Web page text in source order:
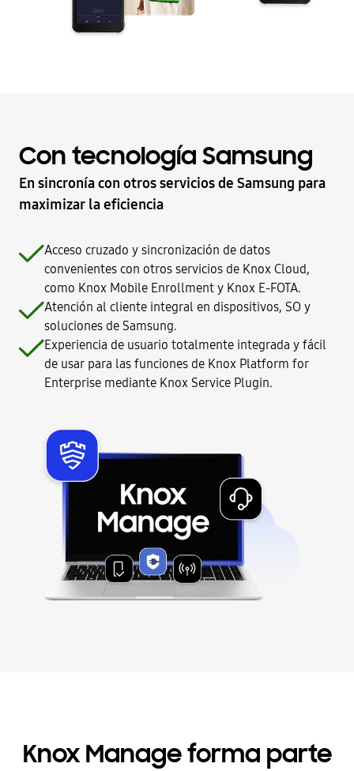
Con tecnología Samsung
En sincronía con otros servicios de Samsung para
maximizar la eficiencia
Acceso cruzado y sincronización de datos
convenientes con otros servicios de Knox Cloud,
como Knox Mobile Enrollment y Knox E-FOTA.
Atención al cliente integral en dispositivos, SO y
soluciones de Samsung.
Experiencia de usuario totalmente integrada y fácil
de usar para las funciones de Knox Platform for
Enterprise mediante Knox Service Plugin.
Knox Manage forma parte